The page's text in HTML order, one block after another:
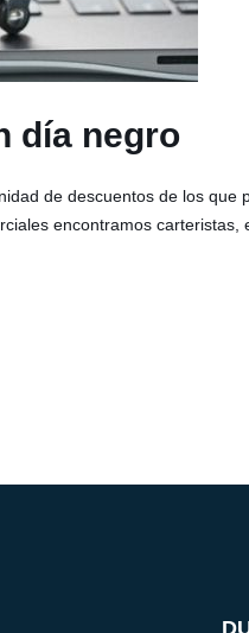
día negro
de descuentos de los
encontramos